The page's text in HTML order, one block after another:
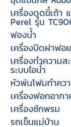
เครื่องดูดขี้เถ้า
Perel รุ่น
ฟองน้ำ
เครื่องปิดฝาฟอ
เครื่องทำความ
ระบบไอน้ำ
หัวพ่นโฟมทำคว
เครื่องฟอกอาก
เครื่องซักพรม
รถเข็นแม่บ้าน